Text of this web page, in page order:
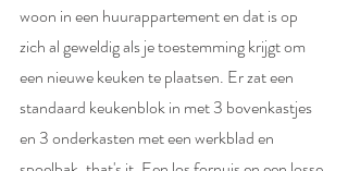
woon in een huurappartement en dat is op
zich al geweldig als je toestemming krijgt om
een nieuwe keuken te plaatsen. Er zat een
standaard keukenblok in met 3 bovenkastjes
en 3 onderkasten met een werkblad en